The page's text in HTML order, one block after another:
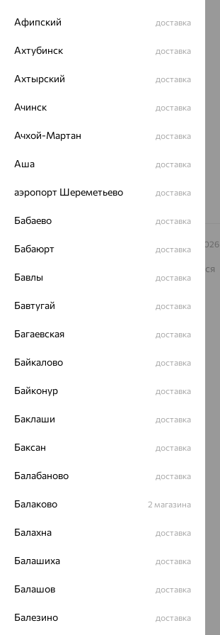
О нас
Магазины и доставка г. Липецк
еще 3
Другие города
Заказать звонок
© ООО «Ювелирный дом «Кристалл»,
– 2026
Архив акций
Карта сайта
На информационном ресурсе применяются
рекомендательные технологии
ОГРН 1044800168379
Политика конфеденциальности
Разработка сайта —
Афипский доставка
Ахтубинск доставка
Ахтырский доставка
Ачинск доставка
Ачхой-Мартан доставка
Аша доставка
аэропорт Шереметьево доставка
Бабаево доставка
Бабаюрт доставка
Бавлы доставка
Бавтугай доставка
Багаевская доставка
Байкалово доставка
Байконур доставка
Баклаши доставка
Баксан доставка
Балабаново доставка
Балаково 2 магазина
Балахна доставка
Балашиха доставка
Балашов доставка
Балезино доставка